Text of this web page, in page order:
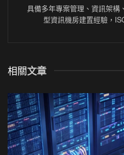
具備多年專案管理、資訊架構
型資訊機房建置經驗，
相關文章